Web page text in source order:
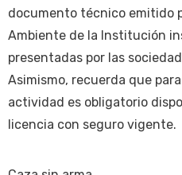
documento técnico emitido
Ambiente de la Institución
presentadas por las
Asimismo, recuerda que
actividad es obligatorio
licencia con seguro vigente.